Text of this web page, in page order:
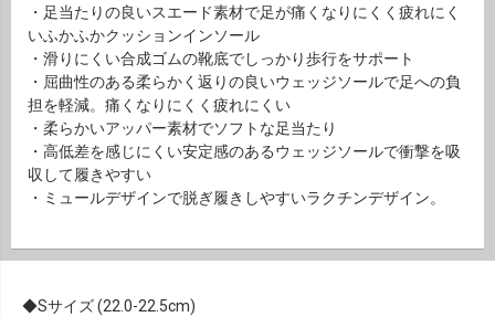
・足当たりの良いスエード素材で足が痛くなりにくく疲れにく
いふかふかクッションインソール
・滑りにくい合成ゴムの靴底でしっかり歩行をサポート
・屈曲性のある柔らかく返りの良いウェッジソールで足への負
担を軽減。痛くなりにくく疲れにくい
・柔らかいアッパー素材でソフトな足当たり
・高低差を感じにくい安定感のあるウェッジソールで衝撃を吸
収して履きやすい
・ミュールデザインで脱ぎ履きしやすいラクチンデザイン。
Sサイズ (22.0-22.5cm)